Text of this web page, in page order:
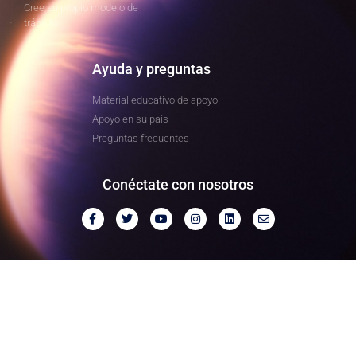
Cree su propio modelo de
tránsito
Ayuda y preguntas
Material educativo de apoyo
Apoyo en su país
Preguntas frecuentes
Conéctate con nosotros